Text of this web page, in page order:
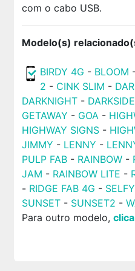
com o cabo USB.
Modelo(s)
BIRDY 4G - BLOOM
2 - CINK SLIM -
DARKNIGHT- DARKSIDE
GETAWAY - GOA-
HIGHWAY SIGNS-
JIMMY - LENNY -
PULP FAB- RAINBOW-
JAM - RAINBOW LITE -
- RIDGE FAB 4G - SELFY
SUNSET- SUNSET2 -
Para outro modelo,